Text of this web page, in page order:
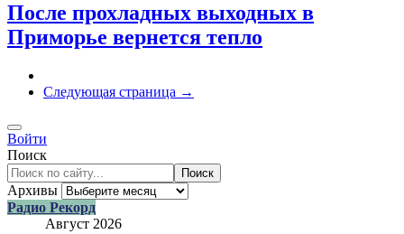
После прохладных выходных в
Приморье вернется тепло
Следующая страница →
Войти
Поиск
Поиск
Архивы
Радио Рекорд
Август 2026